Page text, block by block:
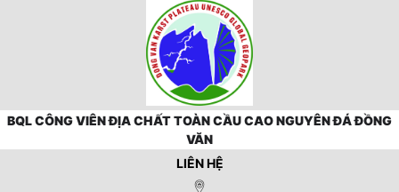
BQL CÔNG VIÊN ĐỊA CHẤT TOÀN CẦU CAO NGUYÊN ĐÁ ĐỒNG
VĂN
LIÊN HỆ